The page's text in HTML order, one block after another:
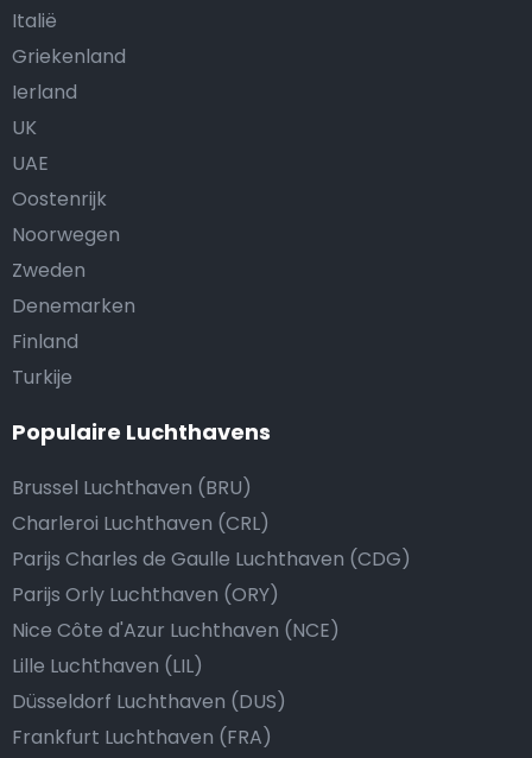
Italië
Griekenland
Ierland
UK
UAE
Oostenrijk
Noorwegen
Zweden
Denemarken
Finland
Turkije
Populaire Luchthavens
Brussel Luchthaven (BRU)
Charleroi Luchthaven (CRL)
Parijs Charles de Gaulle Luchthaven (CDG)
Parijs Orly Luchthaven (ORY)
Nice Côte d'Azur Luchthaven (NCE)
Lille Luchthaven (LIL)
Düsseldorf Luchthaven (DUS)
Frankfurt Luchthaven (FRA)